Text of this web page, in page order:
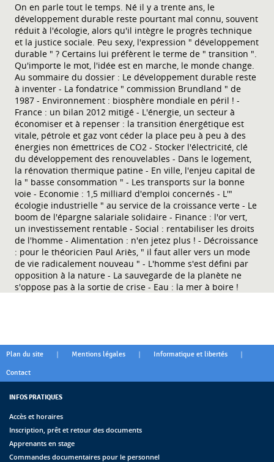
On en parle tout le temps. Né il y a trente ans, le
développement durable reste pourtant mal connu, souvent
réduit à l'écologie, alors qu'il intègre le progrès technique
et la justice sociale. Peu sexy, l'expression " développement
durable " ? Certains lui préfèrent le terme de " transition ".
Qu'importe le mot, l'idée est en marche, le monde change.
Au sommaire du dossier : Le développement durable reste
à inventer - La fondatrice " commission Brundland " de
1987 - Environnement : biosphère mondiale en péril ! -
France : un bilan 2012 mitigé - L'énergie, un secteur à
économiser et à repenser : la transition énergétique est
vitale, pétrole et gaz vont céder la place peu à peu à des
énergies non émettrices de CO2 - Stocker l'électricité, clé
du développement des renouvelables - Dans le logement,
la rénovation thermique patine - En ville, l'enjeu capital de
la " basse consommation " - Les transports sur la bonne
voie - Economie : 1,5 milliard d'emploi concernés - L'"
écologie industrielle " au service de la croissance verte - Le
boom de l'épargne salariale solidaire - Finance : l'or vert,
un investissement rentable - Social : rentabiliser les droits
de l'homme - Alimentation : n'en jetez plus ! - Décroissance
: pour le théoricien Paul Ariès, " il faut aller vers un mode
de vie radicalement nouveau " - L'homme s'est défini par
opposition à la nature - La sauvegarde de la planète ne
s'oppose pas à la sortie de crise - Eau : la mer à boire !
Plan du site | Mentions légales | Informatique et libertés |
Contact
INFOS PRATIQUES
Accès et horaires
Inscription, prêt et retour des documents
Apprenants en stage
Commandes documentaires pour le personnel